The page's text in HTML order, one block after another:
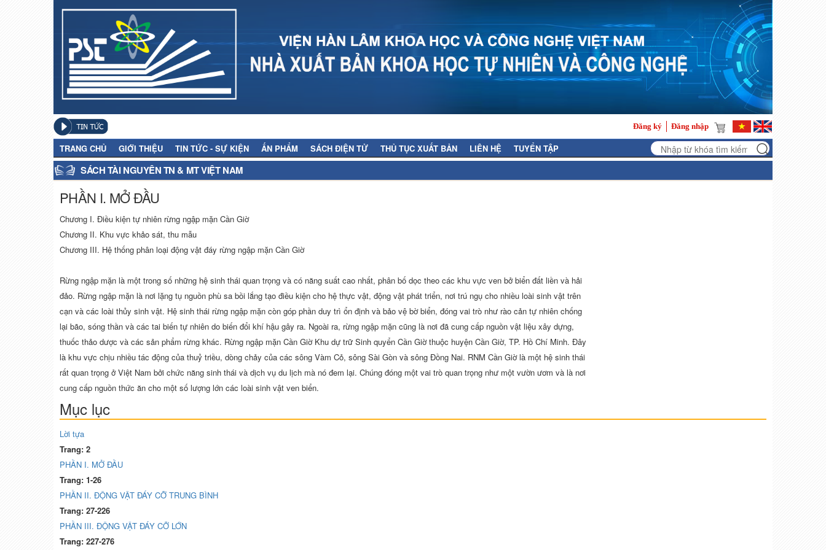
Đăng ký Đăng nhập
TRANG CHỦ GIỚI THIỆU TIN TỨC - SỰ KIỆN ẤN PHẨM SÁCH ĐIỆN TỬ THỦ TỤC XUẤT BẢN LIÊN HỆ TUYỂN TẬP
SÁCH TÀI NGUYÊN TN & MT VIỆT NAM
PHẦN I. MỞ ĐẦU
Chương I. Điều kiện tự nhiên rừng ngập mặn Cần Giờ
Chương II. Khu vực khảo sát, thu mẫu
Chương III. Hệ thống phân loại động vật đáy rừng ngập mặn Cần Giờ
Rừng ngập mặn là một trong số những hệ sinh thái quan trọng và có năng suất cao nhất, phân bố dọc theo các khu vực ven bở biển đất liền và hải
đảo. Rừng ngập mặn là nơi lặng tụ nguồn phù sa bồi lắng tạo điều kiện cho hệ thực vật, động vật phát triển, nơi trú ngụ cho nhiều loài sinh vật trên
cạn và các loài thủy sinh vật. Hệ sinh thái rừng ngập mặn còn góp phần duy trì ổn định và bảo vệ bờ biển, đóng vai trò như rào cản tự nhiên chống
lại bão, sóng thần và các tai biến tự nhiên do biến đổi khí hậu gây ra. Ngoài ra, rừng ngập mặn cũng là nơi đã cung cấp nguồn vật liệu xây dựng,
thuốc thảo dược và các sản phẩm rừng khác. Rừng ngập mặn Cần Giờ Khu dự trữ Sinh quyển Cần Giờ thuộc huyện Cần Giờ, TP. Hồ Chí Minh. Đây
là khu vực chịu nhiều tác động của thuỷ triều, dòng chảy của các sông Vàm Cỏ, sông Sài Gòn và sông Đồng Nai. RNM Cần Giờ là một hệ sinh thái
rất quan trọng ở Việt Nam bởi chức năng sinh thái và dịch vụ du lịch mà nó đem lại. Chúng đóng một vai trò quan trọng như một vườn ươm và là nơi
cung cấp nguồn thức ăn cho một số lượng lớn các loài sinh vật ven biển.
Mục lục
Lời tựa
Trang: 2
PHẦN I. MỞ ĐẦU
Trang: 1-26
PHẦN II. ĐỘNG VẬT ĐÁY CỠ TRUNG BÌNH
Trang: 27-226
PHẦN III. ĐỘNG VẬT ĐÁY CỠ LỚN
Trang: 227-276